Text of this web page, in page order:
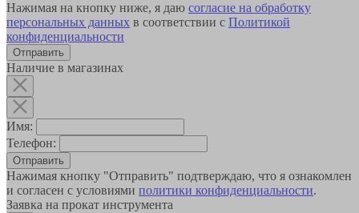
Нажимая на кнопку ниже, я даю согласие на обработку
персональных данных в соответствии с Политикой
конфиденциальности
Наличие в магазинах
Имя:
Телефон:
Отправить
Нажимая кнопку "Отправить" подтверждаю, что я ознакомлен
и согласен с условиями политики конфиденциальности.
Заявка на прокат инструмента